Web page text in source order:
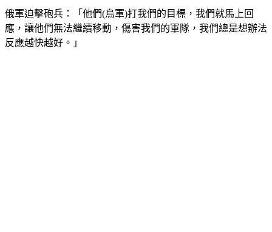
俄軍迫擊砲兵：「他們(烏軍)打我們的目標，我們就馬上回
應，讓他們無法繼續移動，傷害我們的軍隊，我們總是想辦法
反應越快越好。」